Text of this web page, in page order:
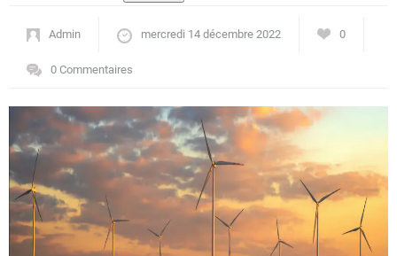
Actualités
Tourisme
Régions
Admin mercredi 14 décembre 2022 0
0 Commentaires